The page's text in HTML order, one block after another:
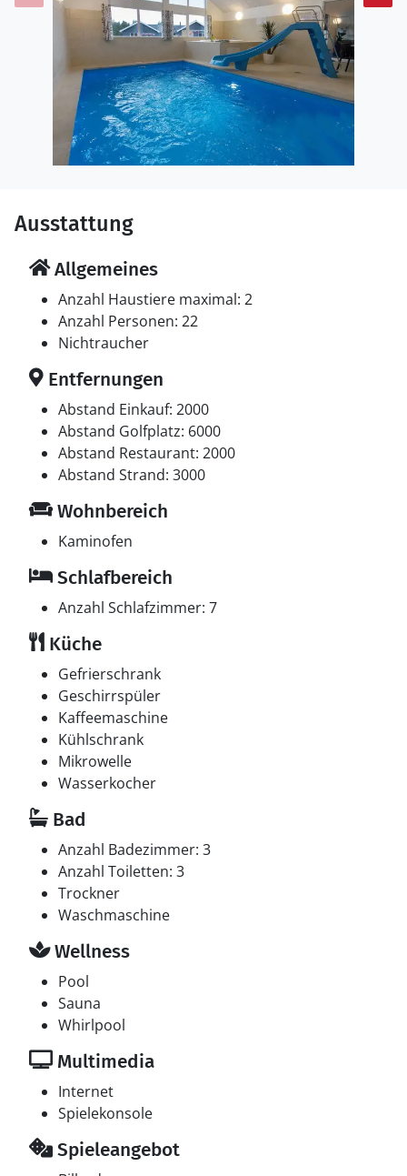
Ausstattung
Allgemeines
Anzahl Haustiere maximal: 2
Anzahl Personen: 22
Nichtraucher
Entfernungen
Abstand Einkauf: 2000
Abstand Golfplatz: 6000
Abstand Restaurant: 2000
Abstand Strand: 3000
Wohnbereich
Kaminofen
Schlafbereich
Anzahl Schlafzimmer: 7
Küche
Gefrierschrank
Geschirrspüler
Kaffeemaschine
Kühlschrank
Mikrowelle
Wasserkocher
Bad
Anzahl Badezimmer: 3
Anzahl Toiletten: 3
Trockner
Waschmaschine
Wellness
Pool
Sauna
Whirlpool
Multimedia
Internet
Spielekonsole
Spieleangebot